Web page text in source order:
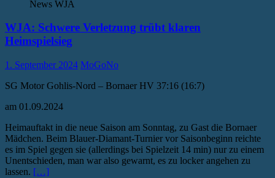
News WJA
WJA: Schwere Verletzung trübt klaren
Heimspielsieg
1. September 2024 MoGoNo
SG Motor Gohlis-Nord – Bornaer HV 37:16 (16:7)
am 01.09.2024
Heimauftakt in die neue Saison am Sonntag, zu Gast die Bornaer
Mädchen. Beim Blauer-Diamant-Turnier vor Saisonbeginn reichte
es im Spiel gegen sie (allerdings bei Spielzeit 14 min) nur zu einem
Unentschieden, man war also gewarnt, es zu locker angehen zu
lassen. […]